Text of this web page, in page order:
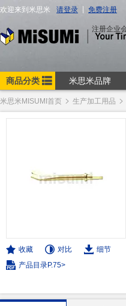
米思米MISUMI首页 生产加工用品
收藏 对比
细节
产品目录P.75>